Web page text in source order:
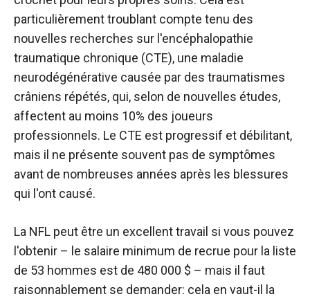
particulièrement troublant compte tenu des
nouvelles recherches sur l'encéphalopathie
traumatique chronique (CTE), une maladie
neurodégénérative causée par des traumatismes
crâniens répétés, qui, selon de nouvelles études,
affectent au moins 10% des joueurs
professionnels. Le CTE est progressif et débilitant,
mais il ne présente souvent pas de symptômes
avant de nombreuses années après les blessures
qui l'ont causé.
La NFL peut être un excellent travail si vous pouvez
l'obtenir – le salaire minimum de recrue pour la liste
de 53 hommes est de 480 000 $ – mais il faut
raisonnablement se demander: cela en vaut-il la